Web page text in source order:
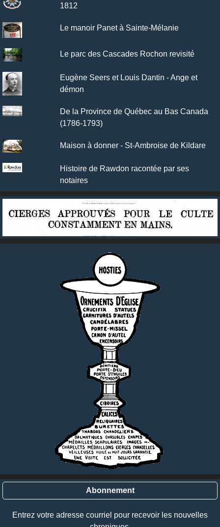
1812
Le manoir Panet à Sainte-Mélanie
Le parc des Cascades Rochon revisité
Eugène Seers et Louis Dantin - Ange et
démon
De la Province de Québec au Bas Canada
(1786-1793)
Maison à donner - St-Ambroise de Kildare
Histoire de Rawdon racontée par ses
notaires
Abonnement
Entrez votre adresse courriel pour recevoir les nouvelles